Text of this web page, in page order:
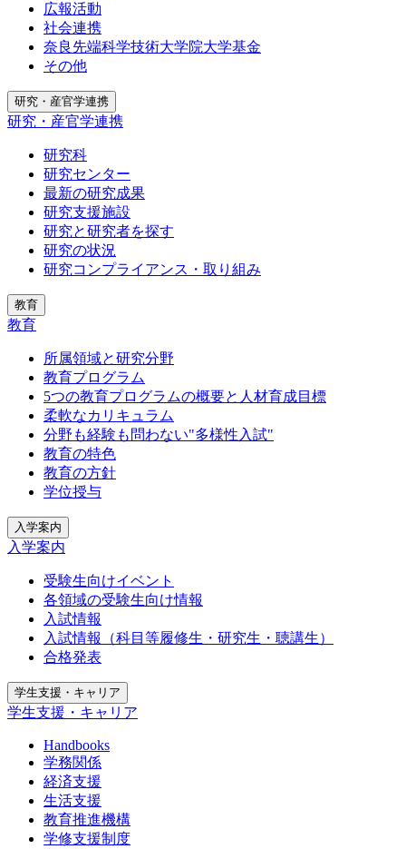
広報活動
社会連携
奈良先端科学技術大学院大学基金
その他
研究・産官学連携
研究・産官学連携
研究科
研究センター
最新の研究成果
研究支援施設
研究と研究者を探す
研究の状況
研究コンプライアンス・取り組み
教育
教育
所属領域と研究分野
教育プログラム
5つの教育プログラムの概要と人材育成目標
柔軟なカリキュラム
分野も経験も問わない"多様性入試"
教育の特色
教育の方針
学位授与
入学案内
入学案内
受験生向けイベント
各領域の受験生向け情報
入試情報
入試情報（科目等履修生・研究生・聴講生）
合格発表
学生支援・キャリア
学生支援・キャリア
Handbooks
学務関係
経済支援
生活支援
教育推進機構
学修支援制度